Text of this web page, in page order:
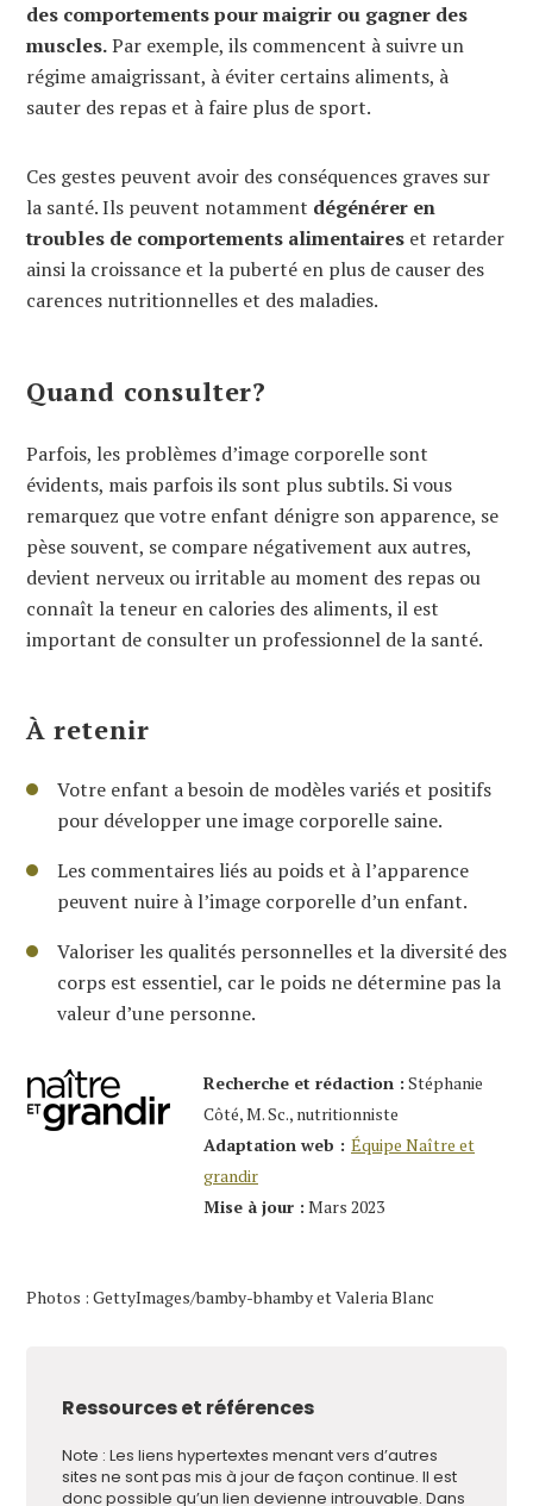
des comportements pour maigrir ou gagner des
muscles.Par exemple, ils commencent à suivre un
régime amaigrissant, à éviter certains aliments, à
sauter des repas et à faire plus de sport.
Ces gestes peuvent avoir des conséquences graves sur
la santé. Ils peuvent notamment dégénérer en
troubles de comportements alimentaires et retarder
ainsi la croissance et la puberté en plus de causer des
carences nutritionnelles et des maladies.
Quand consulter?
Parfois, les problèmes d’image corporelle sont
évidents, mais parfois ils sont plus subtils. Si vous
remarquez que votre enfant dénigre son apparence, se
pèse souvent, se compare négativement aux autres,
devient nerveux ou irritable au moment des repas ou
connaît la teneur en calories des aliments, il est
important de consulter un professionnel de la santé.
À retenir
Votre enfant a besoin de modèles variés et positifs
pour développer une image corporelle saine.
Les commentaires liés au poids et à l’apparence
peuvent nuire à l’image corporelle d’un enfant.
Valoriser les qualités personnelles et la diversité des
corps est essentiel, car le poids ne détermine pas la
valeur d’une personne.
Recherche et rédaction : Stéphanie
Côté, M. Sc., nutritionniste
Adaptation web : Équipe Naître et
grandir
Mise à jour : Mars 2023
Photos : GettyImages/bamby-bhamby et Valeria Blanc
Ressources et références
Note : Les liens hypertextes menant vers d’autres
sites ne sont pas mis à jour de façon continue. Il est
donc possible qu’un lien devienne introuvable. Dans